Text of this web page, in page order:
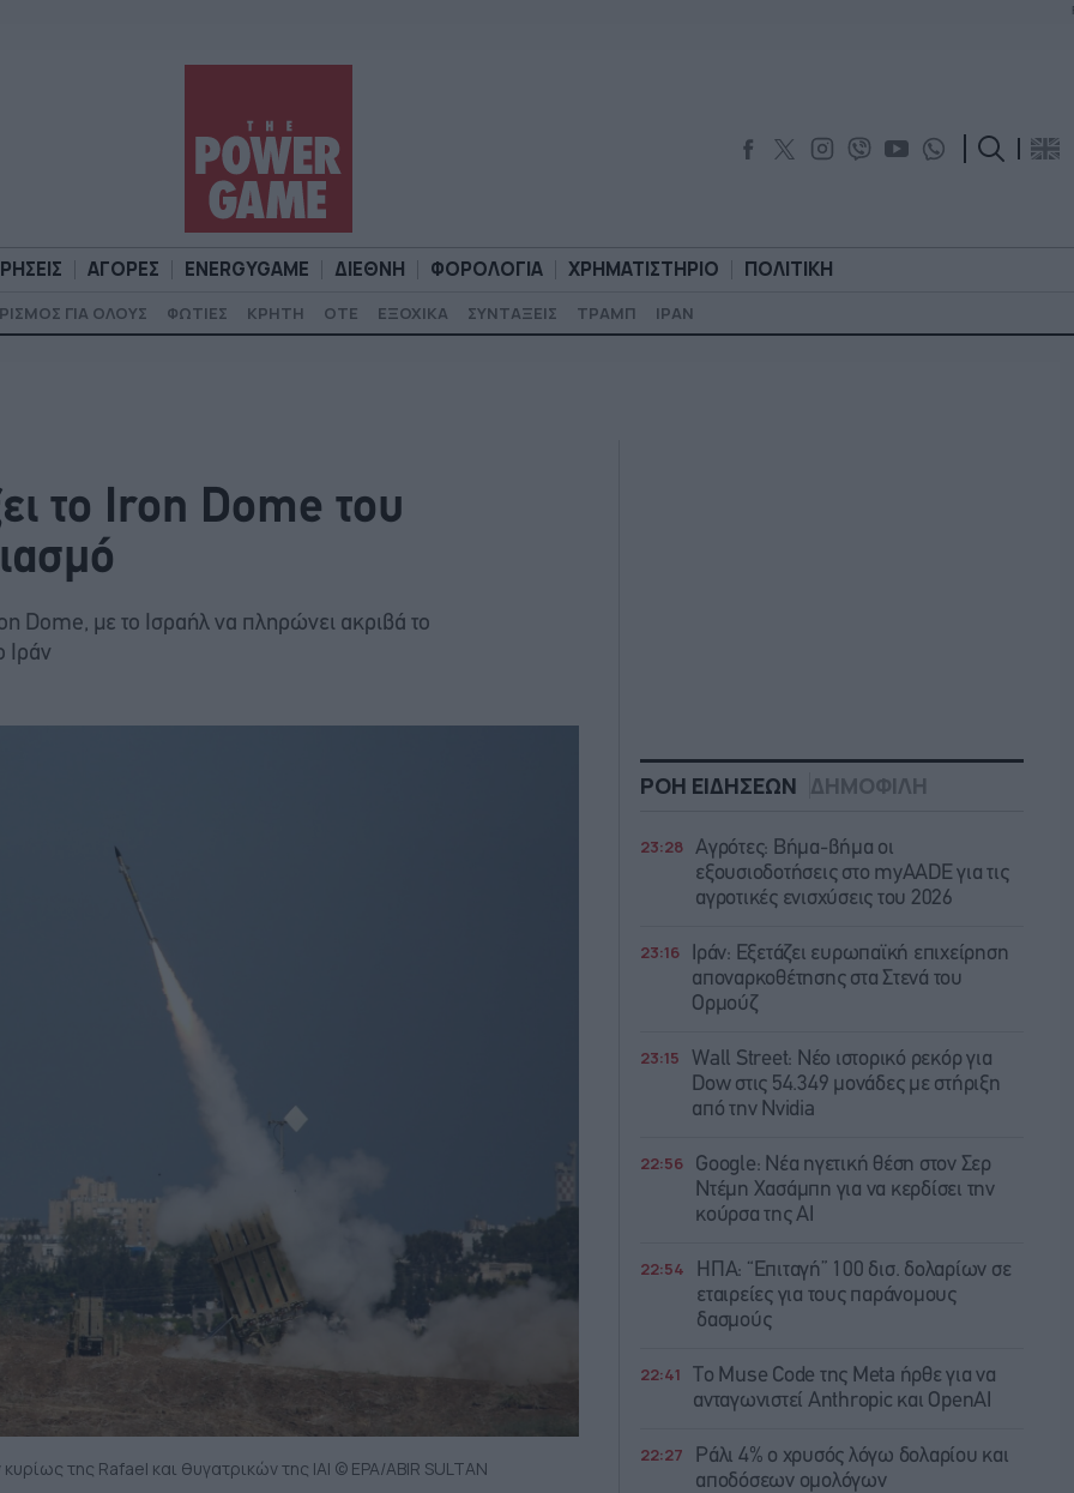
ΑΓΟΡΕΣ ENERGYGAME ΔΙΕΘΝΗ ΦΟΡΟΛΟΓΙΑ ΧΡΗΜΑΤΙΣΤΗΡΙΟ ΠΟΛΙΤΙΚΗ
ΓΙΑ ΟΛΟΥΣ ΦΩΤΙΕΣ ΚΡΗΤΗ ΟΤΕ ΕΞΟΧΙΚΑ ΣΥΝΤΑΞΕΙΣ ΤΡΑΜΠ ΙΡΑΝ
το Iron Dome του
Dome, με το Ισραήλ να πληρώνει ακριβά το
Ιράν
της Rafael και θυγατρικών της ΙΑΙ © EPA/ABIR SULTAN
ΡΟΗ ΕΙΔΗΣΕΩΝ ΔΗΜΟΦΙΛΗ
23:28 Αγρότες: Βήμα-βήμα οι
εξουσιοδοτήσεις στο myAADE για τις
αγροτικές ενισχύσεις του 2026
23:16
Ιράν: Eξετάζει ευρωπαϊκή επιχείρηση
αποναρκοθέτησης στα Στενά του
Ορμούζ
23:15
Wall Street: Νέο ιστορικό ρεκόρ για
Dow στις 54.349 μονάδες με στήριξη
από την Nvidia
22:56
Google: Νέα ηγετική θέση στον Σερ
Ντέμη Χασάμπη για να κερδίσει την
κούρσα της ΑΙ
22:54
ΗΠΑ: “Επιταγή” 100 δισ. δολαρίων σε
εταιρείες για τους παράνομους
δασμούς
22:41
Το Muse Code της Meta ήρθε για να
ανταγωνιστεί Anthropic και OpenAI
22:27
Ράλι 4% ο χρυσός λόγω δολαρίου και
αποδόσεων ομολόγων